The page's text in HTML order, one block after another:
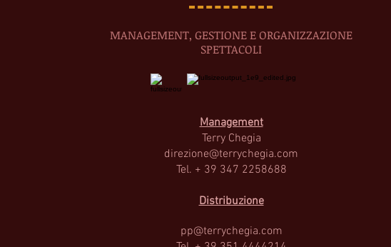
MANAGEMENT, GESTIONE E ORGANIZZAZIONE
SPETTACOLI
Management
Terry Chegia
direzione@terrychegia.com
Tel. + 39 347 2258688
Distribuzione
pp@terrychegia.com